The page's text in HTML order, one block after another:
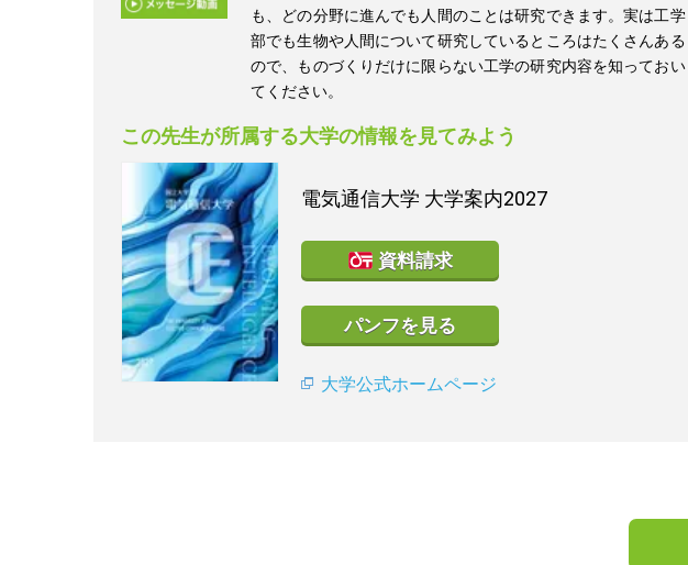
も、どの分野に進んでも人間のことは研究できます。実は工学
部でも生物や人間について研究しているところはたくさんある
ので、ものづくりだけに限らない工学の研究内容を知っておい
てください。
この先生が所属する大学の情報を見てみよう
電気通信大学 大学案内2027
資料請求
パンフを見る
大学公式ホームページ